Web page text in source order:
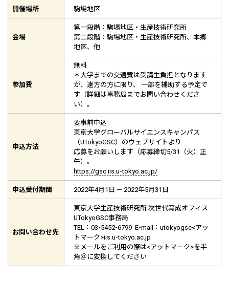
開催場所 駒場地区
会場
第一段階：駒場地区・生産技術研究所
第二段階：駒場地区・生産技術研究所、本郷
地区、他
参加費
無料
＊大学までの交通費は受講生負担となります
が、遠方の方に限り、 一部を補助する予定で
す（詳細は事務局までお問い合わせくださ
い）。
申込方法
要事前申込
東京大学グローバルサイエンスキャンパス
（UTokyoGSC）のウェブサイトより
応募をお願いします（応募締切5/31（火）正
午）。
https://gsc.iis.u-tokyo.ac.jp/
申込受付期間 2022年4月1日 — 2022年5月31日
お問い合わせ先
東京大学生産技術研究所 次世代育成オフィス
UTokyoGSC事務局
TEL：03-5452-6799 E-mail：utokyogsc<アッ
トマーク>iis.u-tokyo.ac.jp
※メールをご利用の際は<アットマーク>を半
角＠に変換してください